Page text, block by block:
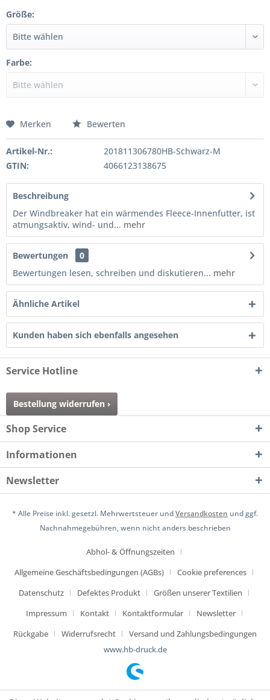
Größe:
Farbe:
Merken Bewerten
Artikel-Nr.:
201811306780HB-Schwarz-M
GTIN:
4066123138675
Beschreibung
Der Windbreaker hat ein wärmendes Fleece-Innenfutter, ist
atmungsaktiv, wind- und... mehr
Bewertungen
0
Bewertungen lesen, schreiben und diskutieren... mehr
Ähnliche Artikel
Kunden haben sich ebenfalls angesehen
Service Hotline
Bestellung widerrufen ›
Shop Service
Informationen
Newsletter
* Alle Preise inkl. gesetzl. Mehrwertsteuer undVersandkosten und ggf.
Nachnahmegebühren, wenn nicht anders beschrieben
Abhol- & Öffnungszeiten
Allgemeine Geschäftsbedingungen (AGBs)
Cookie preferences
Datenschutz
Defektes Produkt
Größen unserer Textilien
Impressum
Kontakt Kontaktformular
Newsletter
Rückgabe
Widerrufsrecht
Versand und Zahlungsbedingungen
www.hb-druck.de